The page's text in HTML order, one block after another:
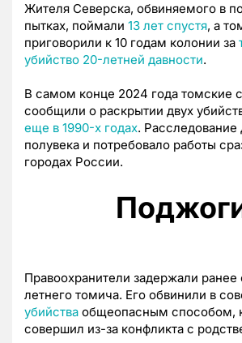
Жителя Северска, обвиняемого в
пытках, поймали 13 лет спустя, а
приговорили к 10 годам колонии за
убийство 20-летней давности.
В самом конце 2024 года томские
сообщили о раскрытии двух
еще в 1990-х годах.
полувека и потребовало работы
городах России.
Правоохранители задержали
летнего томича. Его обвинили в
убийства общеопасным способом,
совершил из-за конфликта с